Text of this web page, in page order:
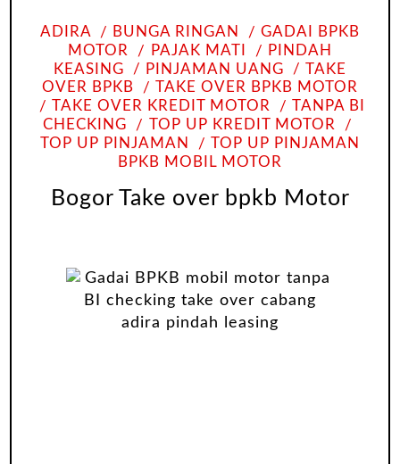
ADIRA BUNGA RINGAN
GADAI BPKB
MOTOR
PAJAK MATI
PINDAH
KEASING
PINJAMAN UANG
TAKE
OVER BPKB
TAKE OVER BPKB MOTOR
TAKE OVER KREDIT MOTOR
TANPA BI
CHECKING
TOP UP KREDIT MOTOR
TOP UP PINJAMAN
TOP UP PINJAMAN
BPKB MOBIL MOTOR
Bogor Take over bpkb Motor